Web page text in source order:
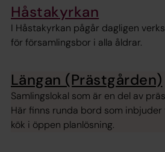
Håstakyrkan
I Håstakyrkan pågår dagligen
för församlingsbor i alla åldrar.
Längan (Prästgården)
Samlingslokal som är en del av
Här finns runda bord som
kök i öppen planlösning.